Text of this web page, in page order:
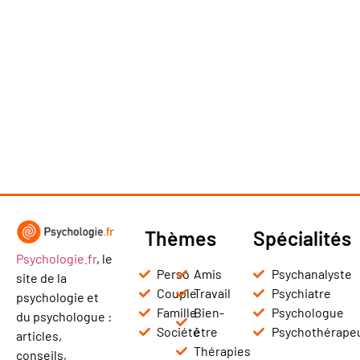
Psychologie.fr, le
site de la
psychologie et
du psychologue :
articles,
conseils,
Thèmes
Perso
Couple
Famille
Société
Amis
Travail
Bien-
être
Thérapies
Spécialités
Psychanalyste
Psychiatre
Psychologue